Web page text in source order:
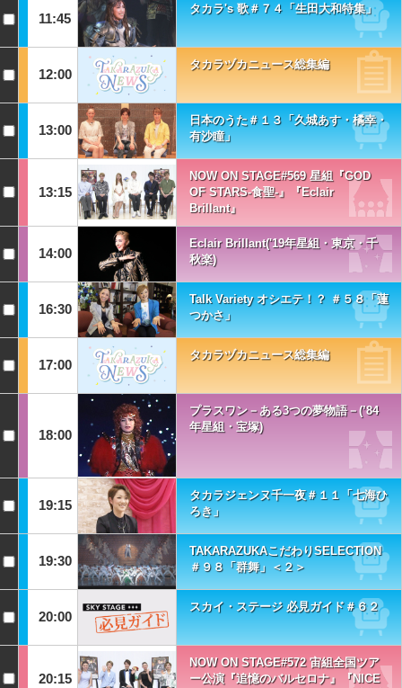
11:45
タカラ's 歌＃７４「生田大和特集」
12:00
タカラヅカニュース総集編
13:00
日本のうた＃１３「久城あす・橘幸・
有沙瞳」
13:15
NOW ON STAGE#569 星組『GOD
OF STARS-食聖-』『Eclair
Brillant』
14:00
Eclair Brillant('19年星組・東京・千
秋楽)
16:30
Talk Variety オシエテ！？ ＃５８「蓮
つかさ」
17:00
タカラヅカニュース総集編
18:00
プラスワン－ある3つの夢物語－(’84
年星組・宝塚)
19:15
タカラジェンヌ千一夜＃１１「七海ひ
ろき」
19:30
TAKARAZUKAこだわりSELECTION
＃９８「群舞」＜２＞
20:00
スカイ・ステージ 必見ガイド＃６２
20:15
NOW ON STAGE#572 宙組全国ツア
ー公演『追憶のバルセロナ』『NICE